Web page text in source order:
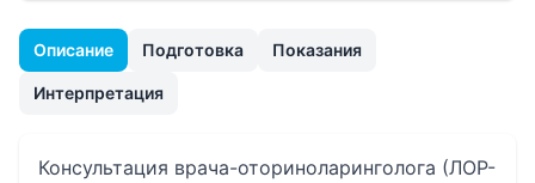
Описание Подготовка Показания
Интерпретация
Консультация врача-оториноларинголога (ЛОР-